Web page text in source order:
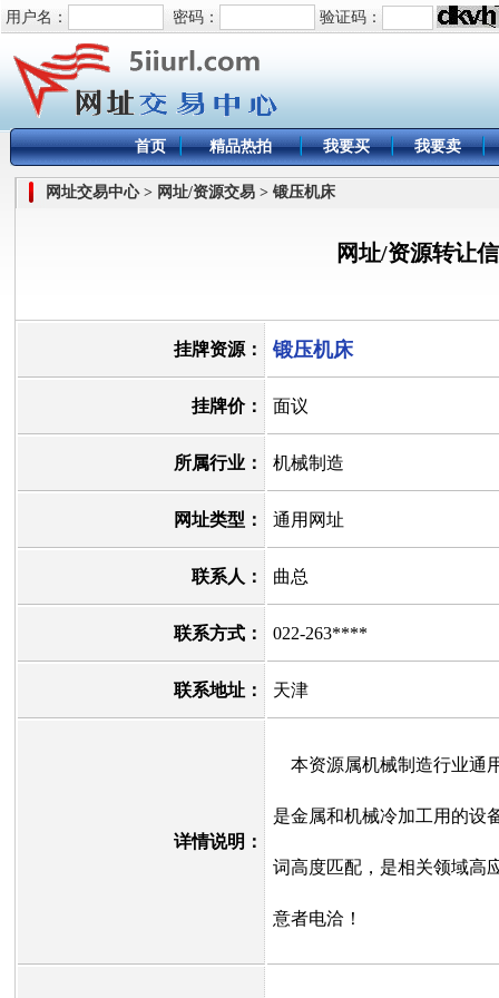
用户名： 密码： 验证码：
首页 精品热拍 我要买 我要卖
网址交易中心 > 网址/资源交易 > 锻压机床
网址/资源转让
挂牌资源： 锻压机床
挂牌价： 面议
所属行业： 机械制造
网址类型： 通用网址
联系人： 曲总
联系方式： 022-263****
联系地址： 天津
详情说明：
本资源属机械制造行业通
是金属和机械冷加工用的设
词高度匹配，是相关领域高
意者电洽！